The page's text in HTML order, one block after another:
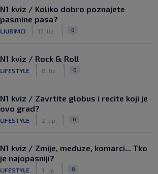
N1 kviz / Koliko dobro poznajete
pasmine pasa?
LJUBIMCI 13. lip. 0
N1 kviz / Rock & Roll
LIFESTYLE 8. lip. 0
N1 kviz / Zavrtite globus i recite koji je
ovo grad?
LIFESTYLE 2. lip. 0
N1 kviz / Zmije, meduze, komarci... Tko
je najopasniji?
LIFESTYLE 1. lip. 0